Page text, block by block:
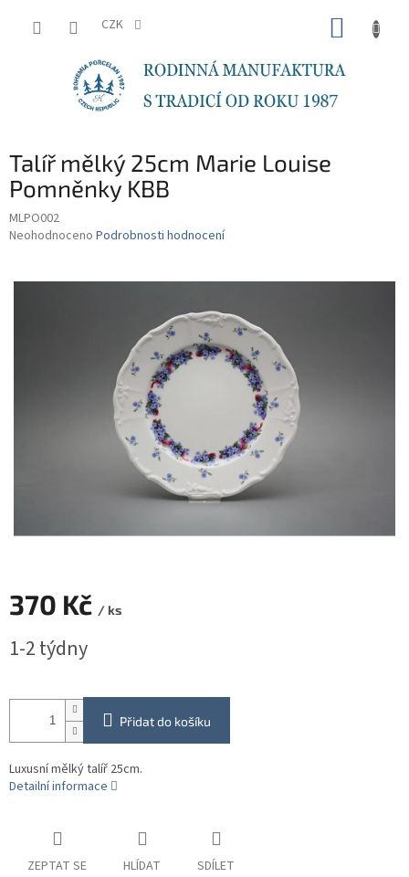
CZK
Talíř mělký 25cm Marie Louise
Pomněnky KBB
MLPO002
Průměrné
je
Neohodnoceno Podrobnosti hodnocení
370 Kč / ks
cena:
1-2 týdny
Přidat do košíku
Luxusní mělký talíř 25cm.
Detailní informace
ZEPTAT SE HLÍDAT SDÍLET